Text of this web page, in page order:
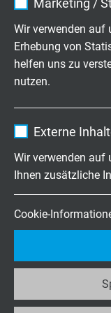
Laufzeit 1
Marketing /
Wir verwenden auf
Erhebung von
helfen uns zu
nutzen.
Laufzeit
Zweck
Externe
Wir verwenden auf
Ihnen zusätzliche
Cookie-
S PN 667 - PN
M12 Stecker D-
CATLine CAT
angespritztem